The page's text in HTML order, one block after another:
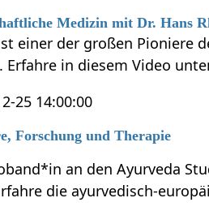
Medizin mit Dr. Hans
einer der großen Pioniere
Erfahre in diesem Video
25 14:00:00
Forschung und Therapie
an den Ayurveda
die ayurvedisch-